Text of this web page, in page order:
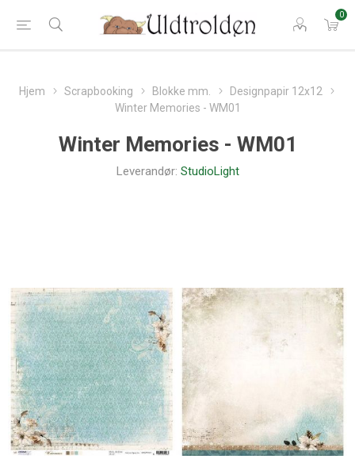
0
Hjem Scrapbooking Blokke mm.
Designpapir 12x12
Winter Memories - WM01
Winter Memories - WM01
Leverandør: StudioLight